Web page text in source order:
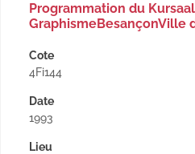
Programmation du
GraphismeBesançonVille
Cote
4Fi144
Date
1993
Lieu